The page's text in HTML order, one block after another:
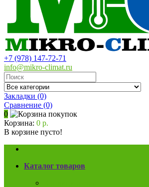
+7 (978) 147-72-71
info@mikro-climat.ru
Закладки (0)
Сравнение (0)
0
Корзина: 0 р.
В корзине пусто!
Каталог товаров